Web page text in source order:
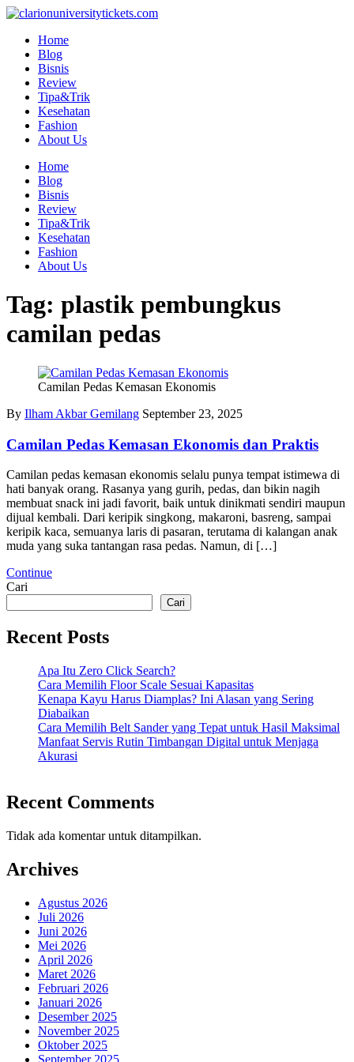
Skip
contentHome
Blog
Bisnis
Review
Tipa&Trik
Kesehatan
Fashion
About Us
Home
Blog
Bisnis
Review
Tipa&Trik
Kesehatan
Fashion
About Us
Tag: plastik pembungkus
camilan pedas
Camilan Pedas Kemasan Ekonomis
By Ilham Akbar Gemilang September 23, 2025
Camilan Pedas Kemasan Ekonomis dan Praktis
Camilan pedas kemasan ekonomis selalu punya tempat istimewa di
hati banyak orang. Rasanya yang gurih, pedas, dan bikin nagih
membuat snack ini jadi favorit, baik untuk dinikmati sendiri maupun
dijual kembali. Dari keripik singkong, makaroni, basreng, sampai
keripik kaca, semuanya laris di pasaran, terutama di kalangan anak
muda yang suka tantangan rasa pedas. Namun, di […]
Continue
Cari
Cari
Recent Posts
Apa Itu Zero Click Search?
Cara Memilih Floor Scale Sesuai Kapasitas
Kenapa Kayu Harus Diamplas? Ini Alasan yang Sering
Diabaikan
Cara Memilih Belt Sander yang Tepat untuk Hasil Maksimal
Manfaat Servis Rutin Timbangan Digital untuk Menjaga
Akurasi
Recent Comments
Tidak ada komentar untuk ditampilkan.
Archives
Agustus 2026
Juli 2026
Juni 2026
Mei 2026
April 2026
Maret 2026
Februari 2026
Januari 2026
Desember 2025
November 2025
Oktober 2025
September 2025